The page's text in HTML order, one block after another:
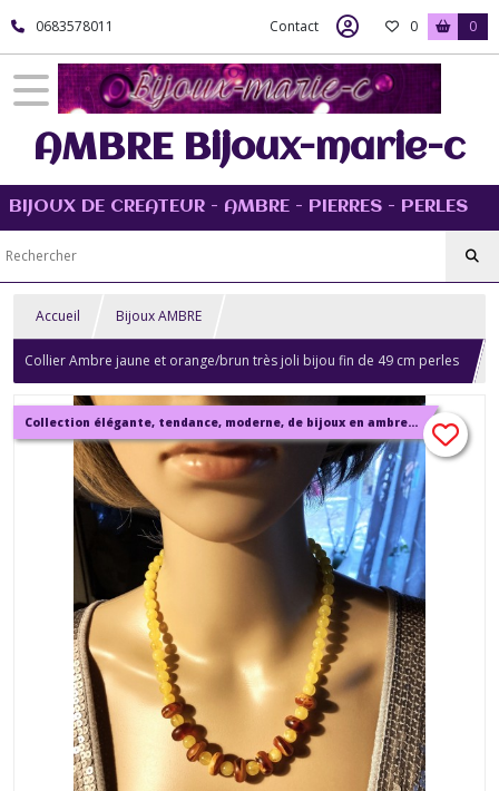
0683578011 Contact 0 0
AMBRE Bijoux-marie-c
BIJOUX DE CREATEUR - AMBRE - PIERRES - PERLES
Accueil Bijoux AMBRE
Collier Ambre jaune et orange/brun très joli bijou fin de 49 cm perles
de 8mm bijou femme
Collection élégante, tendance, moderne, de bijoux en ambre, pierre, perles.